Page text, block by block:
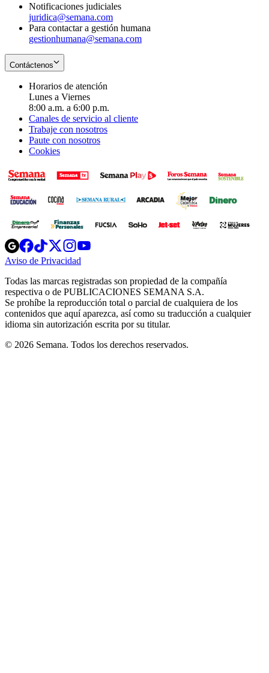
Notificaciones judiciales
juridica@semana.com
Para contactar a gestión humana
gestionhumana@semana.com
Contáctenos
Horarios de atención
Lunes a Viernes
8:00 a.m. a 6:00 p.m.
Canales de servicio al cliente
Trabaje con nosotros
Paute con nosotros
Cookies
Opens
in
new
Opens
in
new
Opens
in
new
window
Opens
new
windowwindow
Aviso de Privacidad
new
window
Todas las marcas registradas son propiedad de la compañía
respectiva o de PUBLICACIONES SEMANA S.A.
Se prohíbe la reproducción total o parcial de cualquiera de los
contenidos que aquí aparezca, así como su traducción a cualquier
idioma sin autorización escrita por su titular.
© 2026 Semana. Todos los derechos reservados.